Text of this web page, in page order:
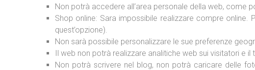
Non potrà accedere all’area personale della web,
Shop online: Sara impossibile realizzare compre
quest’opzione).
Non sarà possibile personalizzare le sue preferenze
Il web non potrà realizzare analitiche web sui visitatori e
Non potrà scrivere nel blog, non potrà caricare delle